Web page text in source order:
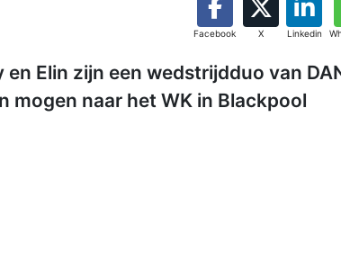
Facebook X Linkedin
en Elin zijn een wedstrijdduo van
mogen naar het WK in Blackpool